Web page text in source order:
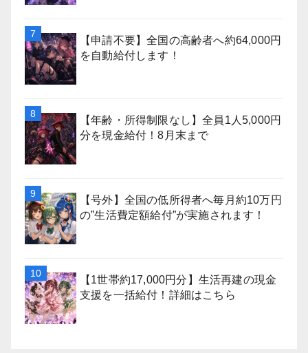
【申請不要】全国の高齢者へ約64,000円
を自動給付します！
【年齢・所得制限なし】全員1人5,000円
分を現金給付！8月末まで
【号外】全国の低所得者へ毎月約10万円
の”生活費定額給付”が実施されます！
【1世帯約17,000円分】生活再建の現金
支援を一括給付！詳細はこちら